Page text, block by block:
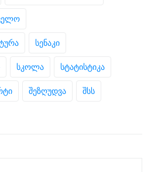
სენაკი
სკოლა სტატისტიკა
შეზღუდვა შსს